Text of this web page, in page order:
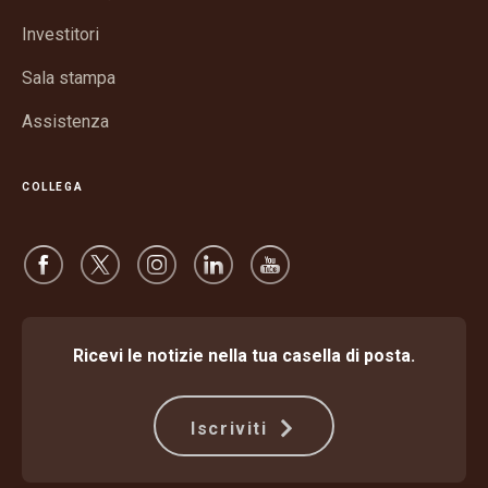
Investitori
Sala stampa
Assistenza
COLLEGA
Ricevi le notizie nella tua casella di posta.
Iscriviti